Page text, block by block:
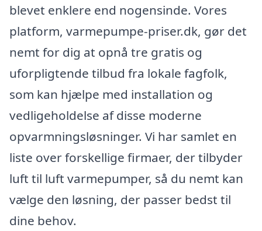
blevet enklere end nogensinde. Vores
platform, varmepumpe-priser.dk, gør det
nemt for dig at opnå tre gratis og
uforpligtende tilbud fra lokale fagfolk,
som kan hjælpe med installation og
vedligeholdelse af disse moderne
opvarmningsløsninger. Vi har samlet en
liste over forskellige firmaer, der tilbyder
luft til luft varmepumper, så du nemt kan
vælge den løsning, der passer bedst til
dine behov.